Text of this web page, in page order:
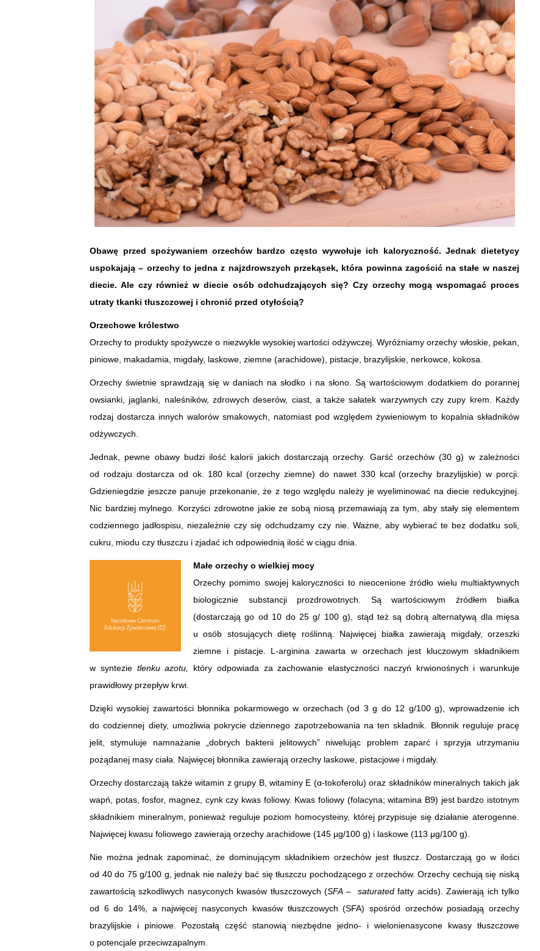
Obawę przed spożywaniem orzechów bardzo często wywołuje ich kaloryczność. Jednak dietetycy
uspokajają – orzechy to jedna z najzdrowszych przekąsek, która powinna zagościć na stałe w naszej
diecie. Ale czy również w diecie osób odchudzających się? Czy orzechy mogą wspomagać proces
utraty tkanki tłuszczowej i chronić przed otyłością?
Orzechowe królestwo
Orzechy to produkty spożywcze o niezwykle wysokiej wartości odżywczej. Wyróżniamy orzechy włoskie, pekan,
piniowe, makadamia, migdały, laskowe, ziemne (arachidowe), pistacje, brazylijskie, nerkowce, kokosa.
Orzechy świetnie sprawdzają się w daniach na słodko i na słono. Są wartościowym dodatkiem do porannej
owsianki, jaglanki, naleśników, zdrowych deserów, ciast, a także sałatek warzywnych czy zupy krem. Każdy
rodzaj dostarcza innych walorów smakowych, natomiast pod względem żywieniowym to kopalnia składników
odżywczych.
Jednak, pewne obawy budzi ilość kalorii jakich dostarczają orzechy. Garść orzechów (30 g) w zależności
od rodzaju dostarcza od ok. 180 kcal (orzechy ziemne) do nawet 330 kcal (orzechy brazylijskie) w porcji.
Gdzieniegdzie jeszcze panuje przekonanie, że z tego względu należy je wyeliminować na diecie redukcyjnej.
Nic bardziej mylnego. Korzyści zdrowotne jakie ze sobą niosą przemawiają za tym, aby stały się elementem
codziennego jadłospisu, niezależnie czy się odchudzamy czy nie. Ważne, aby wybierać te bez dodatku soli,
cukru, miodu czy tłuszczu i zjadać ich odpowiednią ilość w ciągu dnia.
Małe orzechy o wielkiej mocy
Orzechy pomimo swojej kaloryczności to nieocenione źródło wielu multiaktywnych
biologicznie substancji prozdrowotnych. Są wartościowym źródłem białka
(dostarczają go od 10 do 25 g/ 100 g), stąd też są dobrą alternatywą dla mięsa
u osób stosujących dietę roślinną. Najwięcej białka zawierają migdały, orzeszki
ziemne i pistacje. L-arginina zawarta w orzechach jest kluczowym składnikiem
w syntezie tlenku azotu, który odpowiada za zachowanie elastyczności naczyń krwionośnych i warunkuje
prawidłowy przepływ krwi.
Dzięki wysokiej zawartości błonnika pokarmowego w orzechach (od 3 g do 12 g/100 g), wprowadzenie ich
do codziennej diety, umożliwia pokrycie dziennego zapotrzebowania na ten składnik. Błonnik reguluje pracę
jelit, stymuluje namnażanie „dobrych bakterii jelitowych” niwelując problem zaparć i sprzyja utrzymaniu
pożądanej masy ciała. Najwięcej błonnika zawierają orzechy laskowe, pistacjowe i migdały.
Orzechy dostarczają także witamin z grupy B, witaminy E (α-tokoferolu) oraz składników mineralnych takich jak
wapń, potas, fosfor, magnez, cynk czy kwas foliowy. Kwas foliowy (folacyna; witamina B9) jest bardzo istotnym
składnikiem mineralnym, ponieważ reguluje poziom homocysteiny, której przypisuje się działanie aterogenne.
Najwięcej kwasu foliowego zawierają orzechy arachidowe (145 µg/100 g) i laskowe (113 µg/100 g).
Nie można jednak zapominać, że dominującym składnikiem orzechów jest tłuszcz. Dostarczają go w ilości
od 40 do 75 g/100 g, jednak nie należy bać się tłuszczu pochodzącego z orzechów. Orzechy cechują się niską
zawartością szkodliwych nasyconych kwasów tłuszczowych (SFA–saturated fatty acids). Zawierają ich tylko
od 6 do 14%, a najwięcej nasyconych kwasów tłuszczowych (SFA) spośród orzechów posiadają orzechy
brazylijskie i piniowe. Pozostałą część stanowią niezbędne jedno- i wielonienasycone kwasy tłuszczowe
o potencjale przeciwzapalnym.